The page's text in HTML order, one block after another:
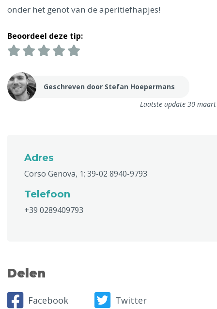
onder het genot van de aperitiefhapjes!
Beoordeel deze tip:
Geschreven door Stefan Hoepermans
Laatste update 30
Adres
Corso Genova, 1; 39-02 8940-9793
Telefoon
+39 0289409793
Delen
Facebook
Twitter